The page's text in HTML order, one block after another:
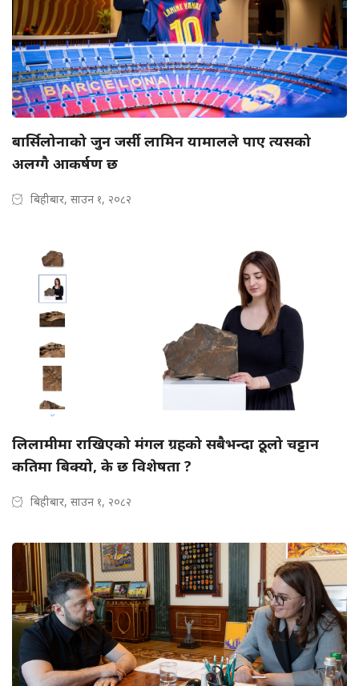
बार्सिलोनाको जुन जर्सी लामिन यामालले पाए त्यसको
अलग्गै आकर्षण छ
बिहीबार, साउन १, २०८२
लिलामीमा राखिएको मंगल ग्रहको सबैभन्दा ठूलो चट्टान
कतिमा बिक्यो, के छ विशेषता ?
बिहीबार, साउन १, २०८२